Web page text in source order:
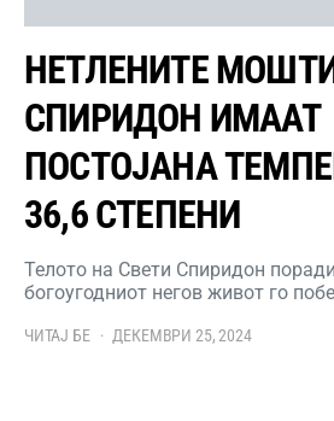
НЕТЛЕНИТЕ
СПИРИДОН ИМААТ
ПОСТОЈАНА
36,6 СТЕПЕНИ
Телото на Свети Спиридон
богоугодниот негов живот го
ЧИТАЈ БЕ ДЕКЕМВРИ 25, 2024